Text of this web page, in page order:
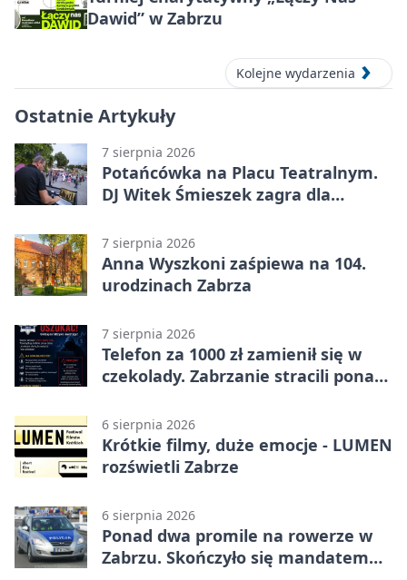
Dawid” w Zabrzu
Kolejne wydarzenia
Ostatnie Artykuły
7 sierpnia 2026
Potańcówka na Placu Teatralnym.
DJ Witek Śmieszek zagra dla
7 sierpnia 2026
Anna Wyszkoni zaśpiewa na 104.
urodzinach Zabrza
7 sierpnia 2026
Telefon za 1000 zł zamienił się w
czekolady. Zabrzanie stracili ponad
6 sierpnia 2026
Krótkie filmy, duże emocje - LUMEN
rozświetli Zabrze
6 sierpnia 2026
Ponad dwa promile na rowerze w
Zabrzu. Skończyło się mandatem